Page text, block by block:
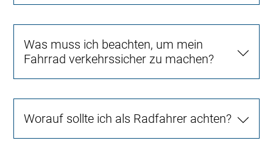
Was muss ich beachten, um mein
Fahrrad verkehrssicher zu machen?
Worauf sollte ich als Radfahrer achten?